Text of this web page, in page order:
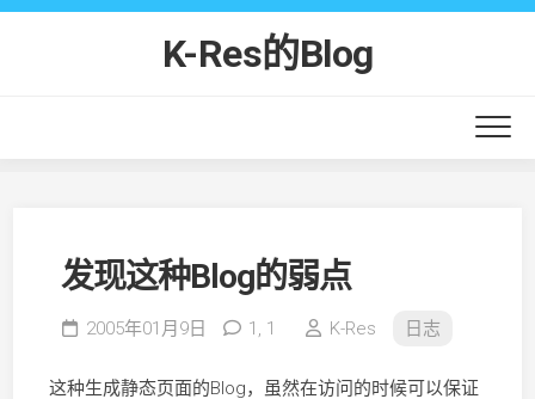
Skip
K-Res的Blog
发现这种Blog的弱点
2005年01月9日 1, 1 K-Res 日志
这种生成静态页面的Blog，虽然在访问的时候可以保证